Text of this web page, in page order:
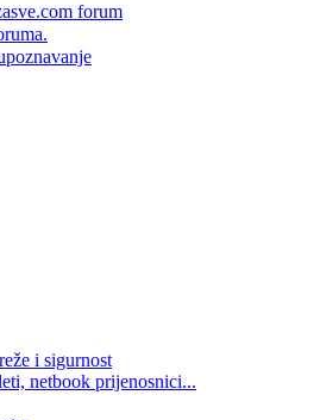
forum
i sigurnost
netbook prijenosnici...